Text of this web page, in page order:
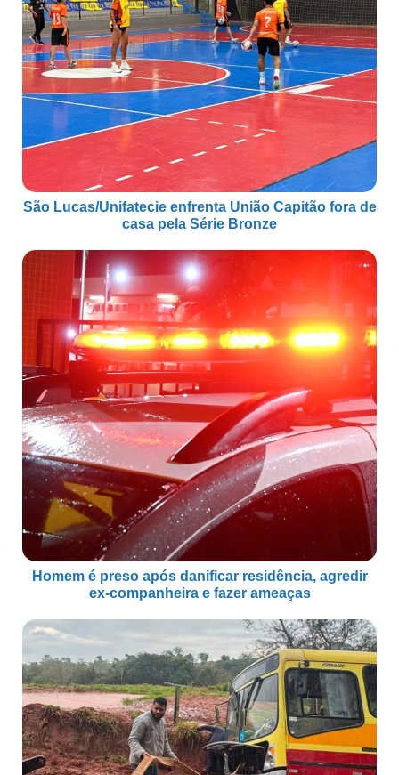
São Lucas/Unifatecie enfrenta União Capitão fora de
casa pela Série Bronze
Homem é preso após danificar residência, agredir
ex-companheira e fazer ameaças